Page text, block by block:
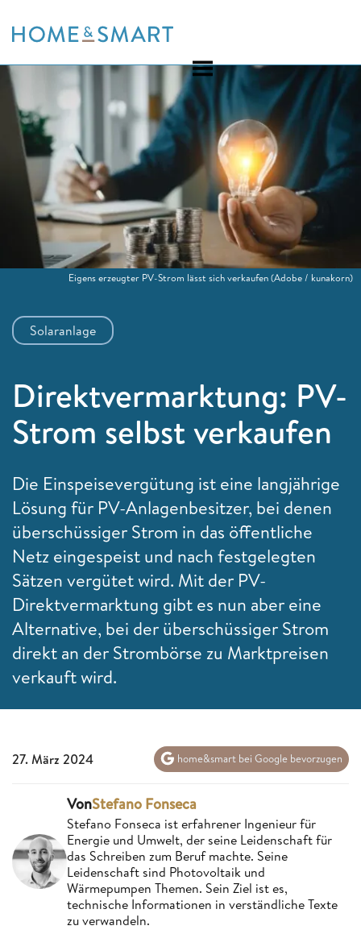
to
Solaranlage
Direktvermarktung: PV-
Strom selbst verkaufen
Die Einspeisevergütung ist eine langjährige
Lösung für PV-Anlagenbesitzer, bei denen
überschüssiger Strom in das öffentliche
Netz eingespeist und nach festgelegten
Sätzen vergütet wird. Mit der PV-
Direktvermarktung gibt es nun aber eine
Alternative, bei der überschüssiger Strom
direkt an der Strombörse zu Marktpreisen
verkauft wird.
Eigens erzeugter PV-Strom lässt sich verkaufen(Adobe / kunakorn)
27. März 2024 home&smart bei Google bevorzugen
VonStefano Fonseca
Stefano Fonseca ist erfahrener Ingenieur für
Energie und Umwelt, der seine Leidenschaft für
das Schreiben zum Beruf machte. Seine
Leidenschaft sind Photovoltaik und
Wärmepumpen Themen. Sein Ziel ist es,
technische Informationen in verständliche Texte
zu verwandeln.